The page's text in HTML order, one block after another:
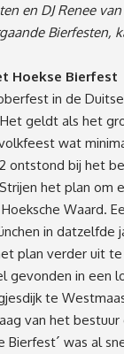
en DJ Renee
Bierfesten,
Hoekse Bierfest
in de
geldt als het
wat
ontstond bij het
het plan om
Waard.
in datzelfde
plan verder uit
gevonden in een
te
van het bestuur
Bierfest´ was al